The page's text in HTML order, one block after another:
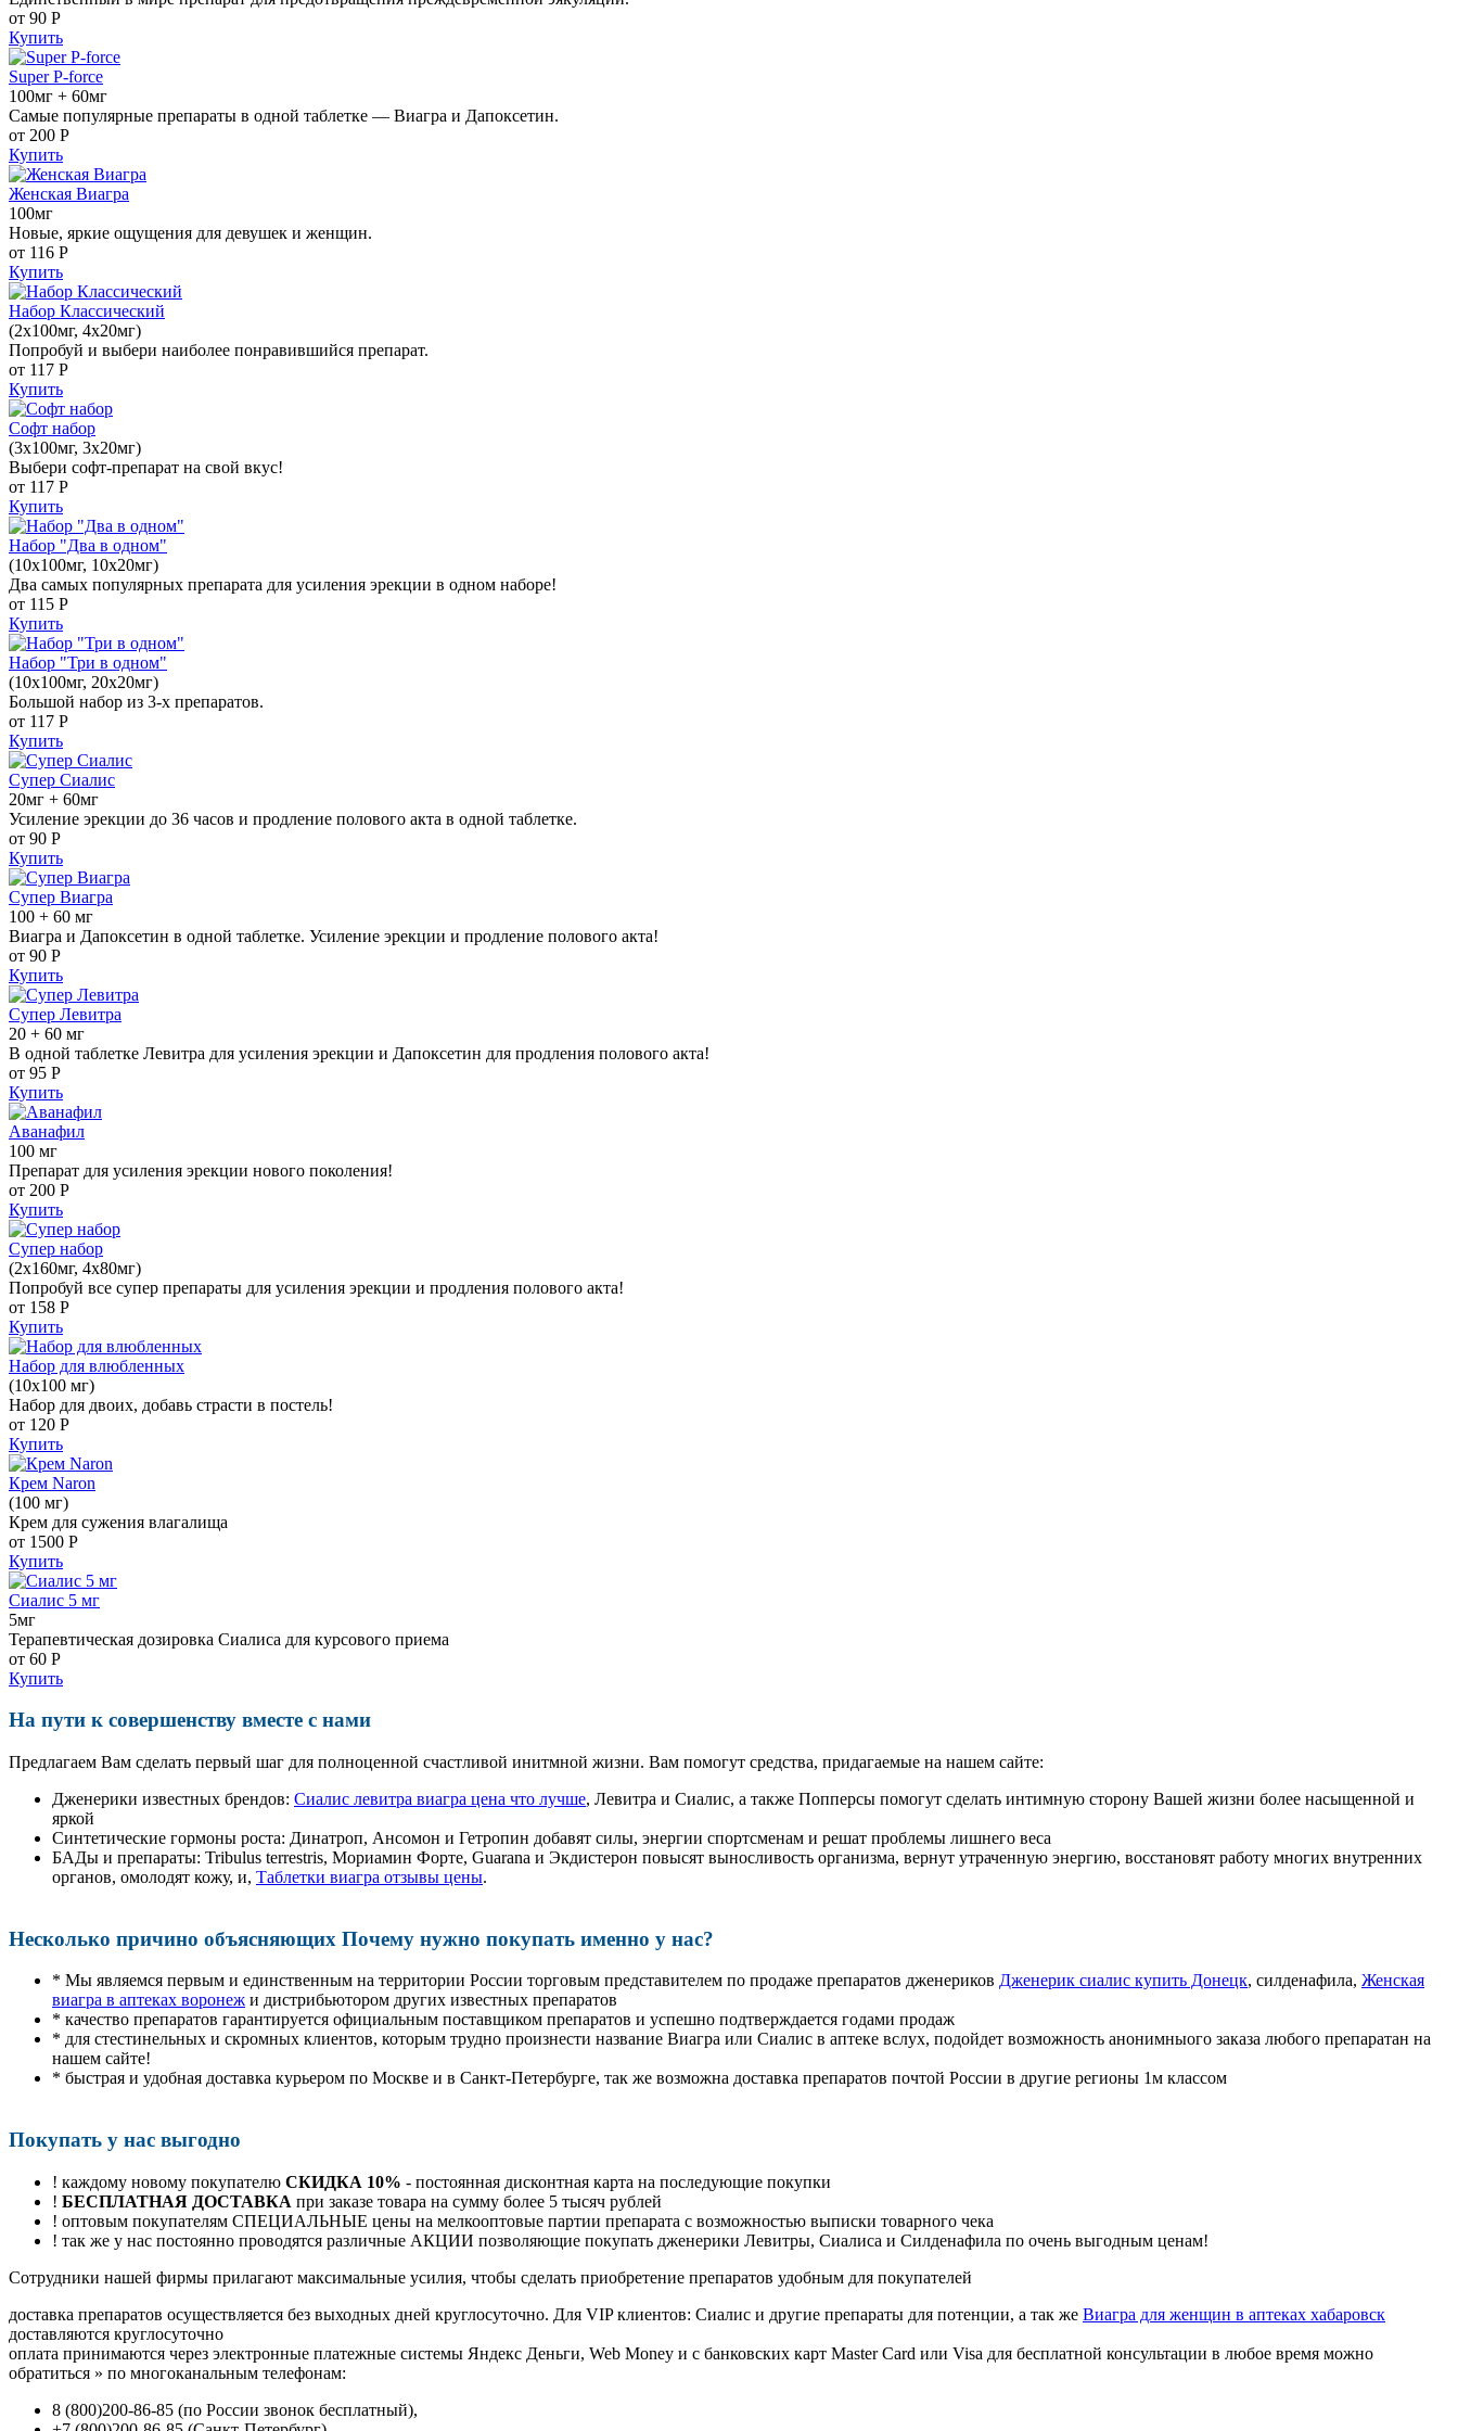
от 90 Р
Купить
Super P-force
100мг + 60мг
Самые популярные препараты в одной таблетке — Виагра и Дапоксетин.
от 200 Р
Купить
Женская Виагра
100мг
Новые, яркие ощущения для девушек и женщин.
от 116 Р
Купить
Набор Классический
(2x100мг, 4x20мг)
Попробуй и выбери наиболее понравившийся препарат.
от 117 Р
Купить
Софт набор
(3x100мг, 3x20мг)
Выбери софт-препарат на свой вкус!
от 117 Р
Купить
Набор "Два в одном"
(10x100мг, 10x20мг)
Два самых популярных препарата для усиления эрекции в одном наборе!
от 115 Р
Купить
Набор "Три в одном"
(10x100мг, 20x20мг)
Большой набор из 3-х препаратов.
от 117 Р
Купить
Супер Сиалис
20мг + 60мг
Усиление эрекции до 36 часов и продление полового акта в одной таблетке.
от 90 Р
Купить
Супер Виагра
100 + 60 мг
Виагра и Дапоксетин в одной таблетке. Усиление эрекции и продление полового акта!
от 90 Р
Купить
Супер Левитра
20 + 60 мг
В одной таблетке Левитра для усиления эрекции и Дапоксетин для продления полового акта!
от 95 Р
Купить
Аванафил
100 мг
Препарат для усиления эрекции нового поколения!
от 200 Р
Купить
Супер набор
(2х160мг, 4х80мг)
Попробуй все супер препараты для усиления эрекции и продления полового акта!
от 158 Р
Купить
Набор для влюбленных
(10х100 мг)
Набор для двоих, добавь страсти в постель!
от 120 Р
Купить
Крем Naron
(100 мг)
Крем для сужения влагалища
от 1500 Р
Купить
Сиалис 5 мг
5мг
Терапевтическая дозировка Сиалиса для курсового приема
от 60 Р
Купить
На пути к совершенству вместе с нами
Предлагаем Вам сделать первый шаг для полноценной счастливой инитмной жизни. Вам помогут средства, придагаемые на нашем сайте:
Дженерики известных брендов: Сиалис левитра виагра цена что лучше, Левитра и Сиалис, а также Попперсы помогут сделать интимную сторону Вашей жизни более насыщенной и
яркой
Синтетические гормоны роста: Динатроп, Ансомон и Гетропин добавят силы, энергии спортсменам и решат проблемы лишнего веса
БАДы и препараты: Tribulus terrestris, Мориамин Форте, Guarana и Экдистерон повысят выносливость организма, вернут утраченную энергию, восстановят работу многих внутренних
органов, омолодят кожу, и, Таблетки виагра отзывы цены.
Несколько причино объясняющих Почему нужно покупать именно у нас?
* Мы являемся первым и единственным на территории России торговым представителем по продаже препаратов дженериков Дженерик сиалис купить Донецк, силденафила, Женская
виагра в аптеках воронеж и дистрибьютором других известных препаратов
* качество препаратов гарантируется официальным поставщиком препаратов и успешно подтверждается годами продаж
* для стестинельных и скромных клиентов, которым трудно произнести название Виагра или Сиалис в аптеке вслух, подойдет возможность анонимныого заказа любого препаратан на
нашем сайте!
* быстрая и удобная доставка курьером по Москве и в Санкт-Петербурге, так же возможна доставка препаратов почтой России в другие регионы 1м классом
Покупать у нас выгодно
! каждому новому покупателю СКИДКА 10% - постоянная дисконтная карта на последующие покупки
! БЕСПЛАТНАЯ ДОСТАВКА при заказе товара на сумму более 5 тысяч рублей
! оптовым покупателям СПЕЦИАЛЬНЫЕ цены на мелкооптовые партии препарата с возможностью выписки товарного чека
! так же у нас постоянно проводятся различные АКЦИИ позволяющие покупать дженерики Левитры, Сиалиса и Силденафила по очень выгодным ценам!
Cотрудники нашей фирмы прилагают максимальные усилия, чтобы сделать приобретение препаратов удобным для покупателей
доставка препаратов осуществляется без выходных дней круглосуточно. Для VIP клиентов: Сиалис и другие препараты для потенции, а так же Виагра для женщин в аптеках хабаровск
доставляются круглосуточно
оплата принимаются через электронные платежные системы Яндекс Деньги, Web Money и с банковских карт Master Card или Visa для бесплатной консультации в любое время можно
обратиться » по многоканальным телефонам:
8 (800)200-86-85 (по России звонок бесплатный),